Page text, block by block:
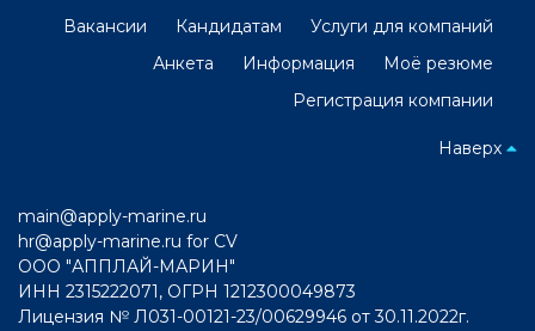
Вакансии Кандидатам
Услуги для компаний
Анкета
Информация
Моё резюме
Регистрация компании
Наверх
main@apply-marine.ru
hr@apply-marine.ru for CV
ООО "АППЛАЙ-МАРИН"
ИНН 2315222071, ОГРН 1212300049873
Лицензия № Л031-00121-23/00629946 от 30.11.2022г.